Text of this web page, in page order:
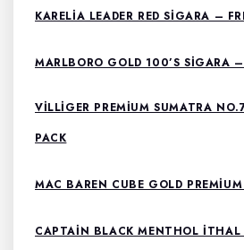
KARELIA LEADER RED SIGARA –
MARLBORO GOLD 100’S SIGARA –
VILLIGER PREMIUM SUMATRA
PACK
MAC BAREN CUBE GOLD
CAPTAIN BLACK MENTHOL ITHAL